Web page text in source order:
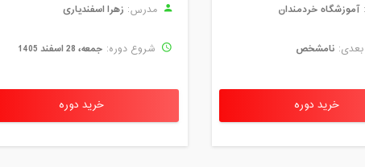
آموزشگاه خردمندان
نامشخص
خرید دوره
مدرس: زهرا اسفندیاری
شروع دوره: جمعه، 28 اسفند 1405
خرید دوره